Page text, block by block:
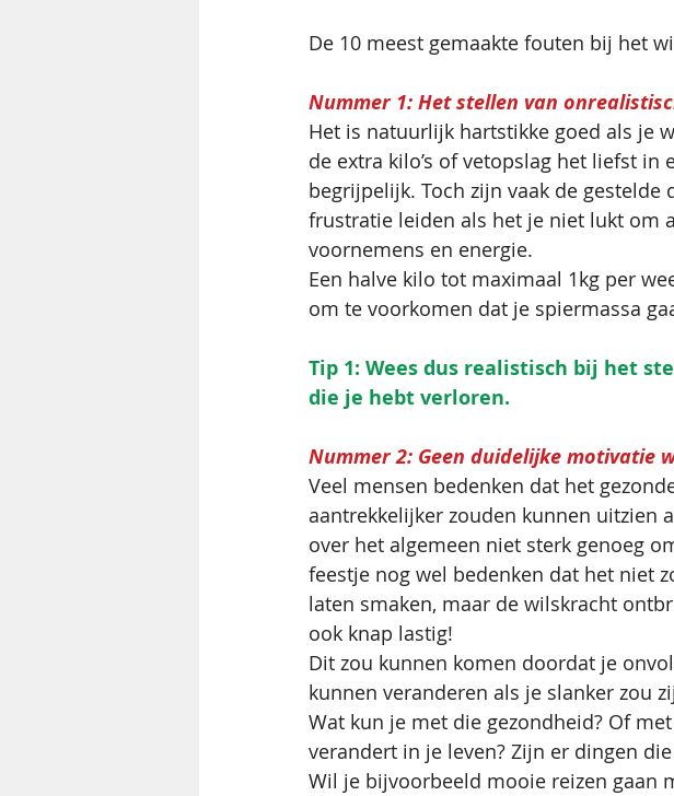
De 10 meest gemaakte fouten bij het
Nummer 1: Het stellen van
Het is natuurlijk hartstikke goed als je
de extra kilo’s of vetopslag het liefst in
begrijpelijk. Toch zijn vaak de
frustratie leiden als het je niet lukt om
voornemens en energie.
Een halve kilo tot maximaal 1kg per
om te voorkomen dat je spiermassa
Tip 1: Wees dus realistisch bij het
die je hebt verloren.
Nummer 2: Geen duidelijke motivatie
Veel mensen bedenken dat het
aantrekkelijker zouden kunnen uitzien
over het algemeen niet sterk genoeg
feestje nog wel bedenken dat het niet
laten smaken, maar de wilskracht
ook knap lastig!
Dit zou kunnen komen doordat je
kunnen veranderen als je slanker zou
Wat kun je met die gezondheid? Of
verandert in je leven? Zijn er dingen
Wil je bijvoorbeeld mooie reizen gaan